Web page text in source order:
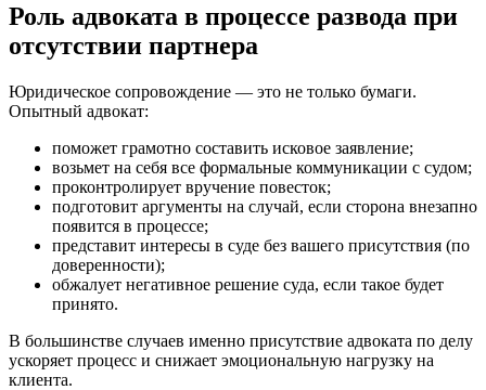
Роль адвоката в процессе развода при
отсутствии партнера
Юридическое сопровождение — это не только бумаги.
Опытный адвокат:
поможет грамотно составить исковое заявление;
возьмет на себя все формальные коммуникации с судом;
проконтролирует вручение повесток;
подготовит аргументы на случай, если сторона внезапно
появится в процессе;
представит интересы в суде без вашего присутствия (по
доверенности);
обжалует негативное решение суда, если такое будет
принято.
В большинстве случаев именно присутствие адвоката по делу
ускоряет процесс и снижает эмоциональную нагрузку на
клиента.